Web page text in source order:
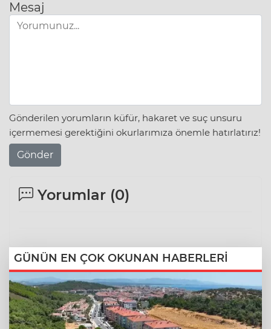
Mesaj
Gönderilen yorumların küfür, hakaret ve suç unsuru
içermemesi gerektiğini okurlarımıza önemle hatırlatırız!
Gönder
Yorumlar (0)
GÜNÜN EN ÇOK OKUNAN HABERLERİ